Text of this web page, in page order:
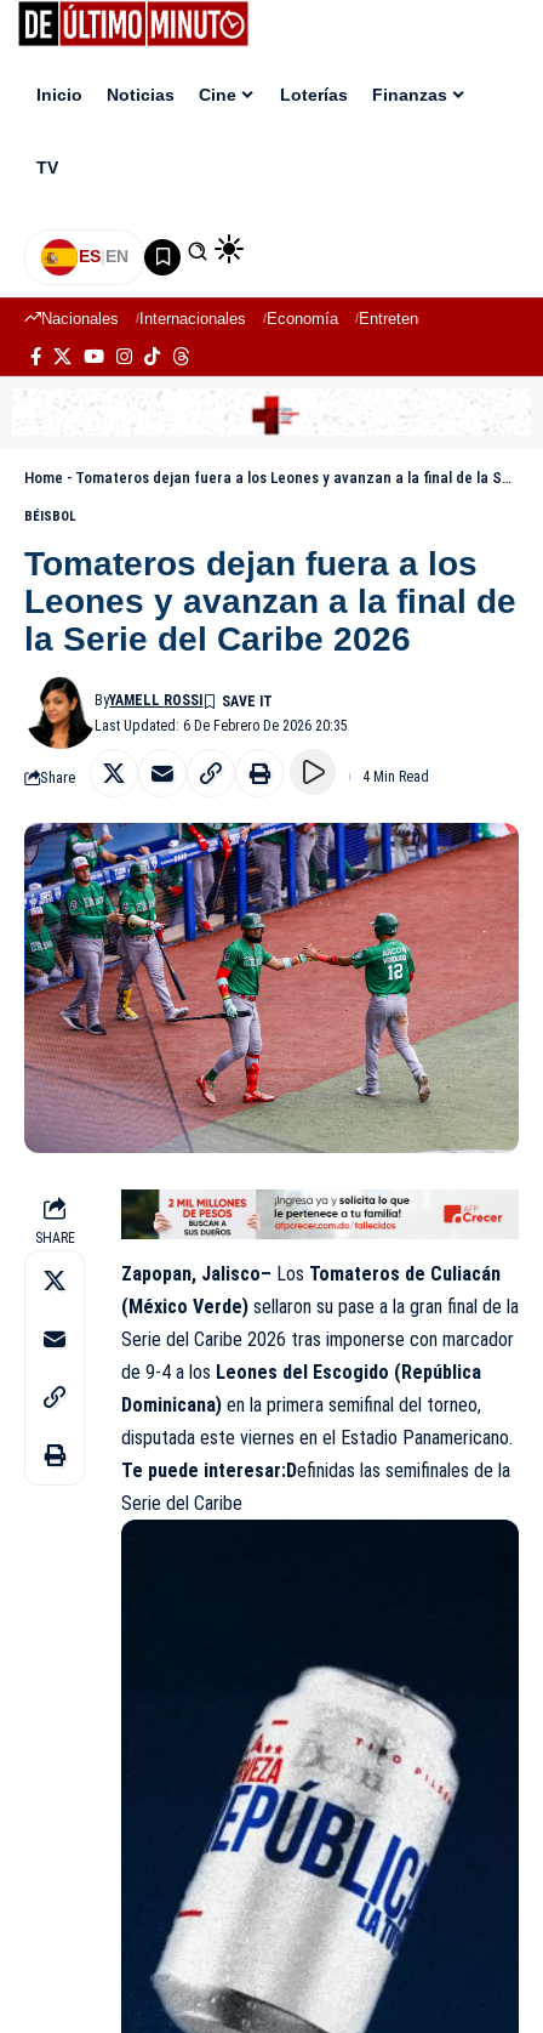
Inicio Noticias Cine Loterías Finanzas
TV
ES|EN
Nacionales Internacionales Economía Entretenimiento
Home - Tomateros dejan fuera a los Leones y avanzan a la final de la Serie del Caribe 2026
BÉISBOL
Tomateros dejan fuera a los
Leones y avanzan a la final de
la Serie del Caribe 2026
Last Updated: 6 De Febrero De 2026 20:35
ByYAMELL ROSSI
Share 4 Min Read
SHARE
Zapopan, Jalisco– Los Tomateros de Culiacán
(México Verde) sellaron su pase a la gran final de la
Serie del Caribe 2026 tras imponerse con marcador
de 9-4 a los Leones del Escogido (República
Dominicana) en la primera semifinal del torneo,
disputada este viernes en el Estadio Panamericano.
Te puede interesar:Definidas las semifinales de la
Serie del Caribe